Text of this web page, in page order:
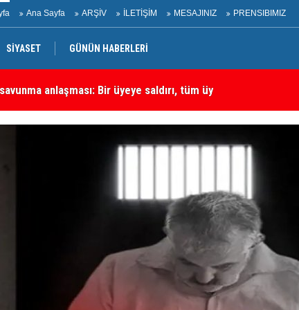
Ana Sayfa ARŞİV İLETİŞİM MESAJINIZ PRENSIBIMIZ
SİYASET GÜNÜN HABERLERİ
anlaşması: Bir üyeye saldırı, tüm üyelere yapılmış
En Önemli Güvenlik Ortaklarından Biri